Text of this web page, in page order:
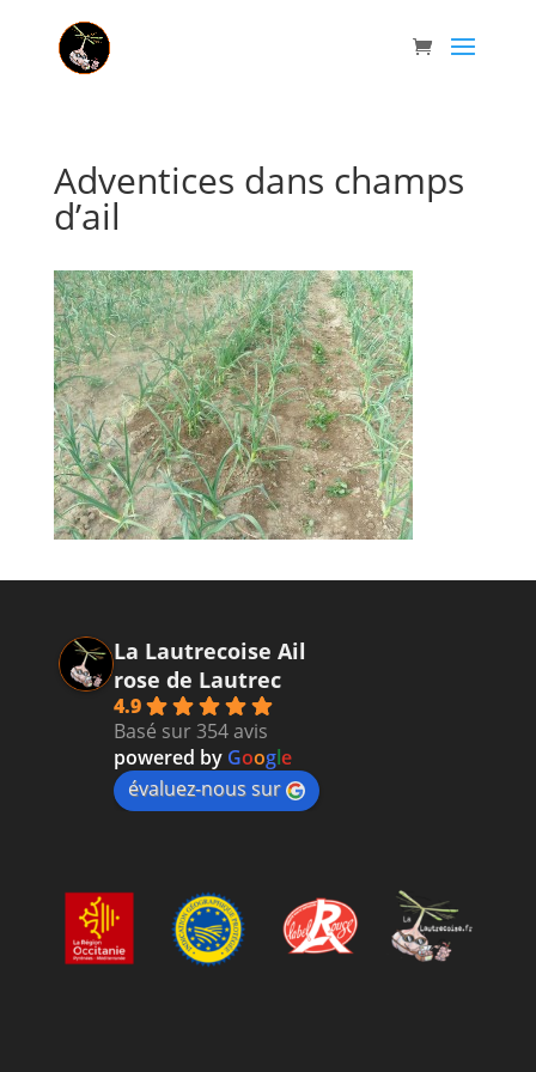
Adventices dans champs
d’ail
La Lautrecoise Ail
rose de Lautrec
4.9
Basé sur 354 avis
powered by Google
évaluez-nous sur